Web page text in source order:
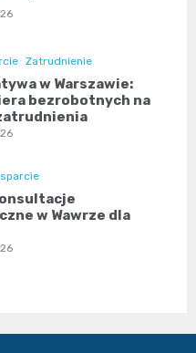
Zatrudnienie
w Warszawie:
bezrobotnych na
w Wawrze dla